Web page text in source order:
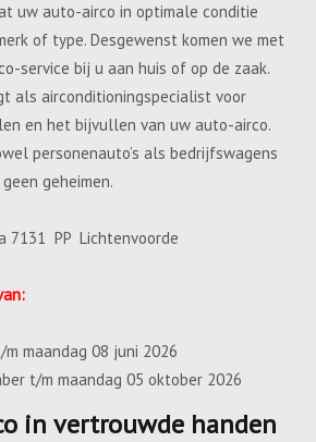
uw auto-airco in optimale conditie
of type. Desgewenst komen we met
service bij u aan huis of op de zaak.
als airconditioningspecialist voor
en het bijvullen van uw auto-airco.
personenauto’s als bedrijfswagens
geheimen.
7131 PP Lichtenvoorde
maandag 08 juni 2026
t/m maandag 05 oktober 2026
in vertrouwde handen